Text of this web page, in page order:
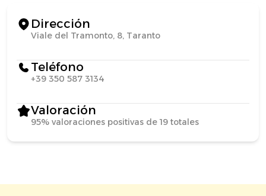
Dirección
Viale del Tramonto, 8, Taranto
Teléfono
+39 350 587 3134
Valoración
95% valoraciones positivas de 19 totales